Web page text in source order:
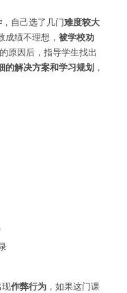
，自己选了几门难度较大
成绩不理想， 被学校劝
原因后，指导学生找出
的解决方案和学习规划 ，
现作弊行为，如果这门课